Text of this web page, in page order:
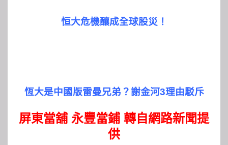
恒大危機釀成全球股災！
恆大是中國版雷曼兄弟？謝金河3理由駁斥
屏東當舖 永豐當鋪 轉自網路新聞提
供